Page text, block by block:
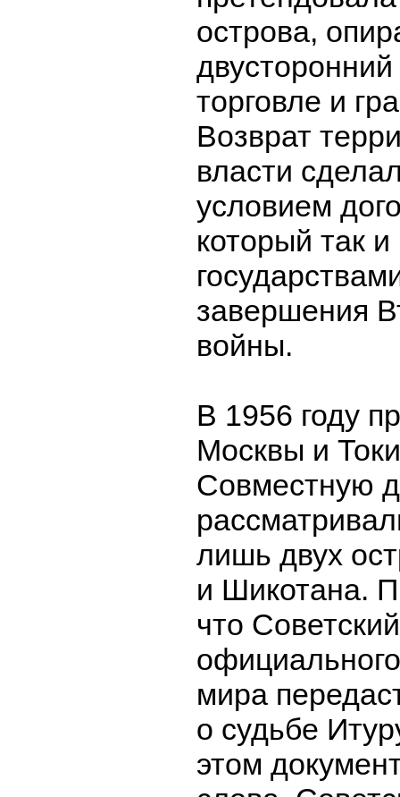
острова,
двусторонний
торговле и
Возврат
власти
условием
который так
завершения
войны.
В 1956 году
Москвы и
Совместную
лишь двух
и Шикотана.
что
мира
о судьбе
этом